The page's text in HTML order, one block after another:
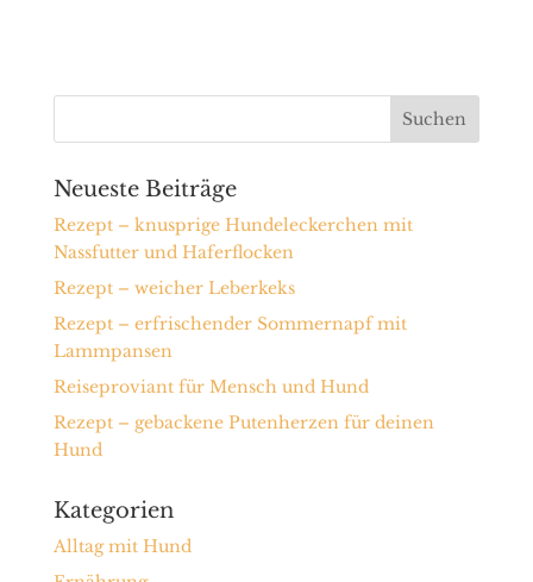
Neueste Beiträge
Rezept – knusprige Hundeleckerchen mit
Nassfutter und Haferflocken
Rezept – weicher Leberkeks
Rezept – erfrischender Sommernapf mit
Lammpansen
Reiseproviant für Mensch und Hund
Rezept – gebackene Putenherzen für deinen
Hund
Kategorien
Alltag mit Hund